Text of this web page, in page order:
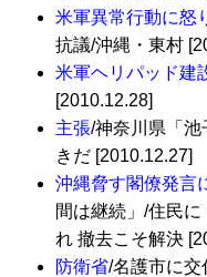
米軍異常行動に怒
抗議/沖縄・東村
米軍ヘリパッド建
[2010.12.28]
主張/神奈川県「
きだ [2010.12.27]
沖縄脅す閣僚発言
間は継続」/住民
れ 撤去こそ解決
防衛省/名護市に